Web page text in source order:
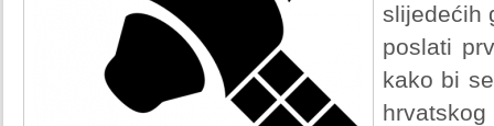
slijedećih
poslati
kako bi